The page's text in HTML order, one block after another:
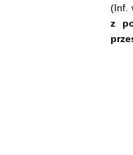
(Inf.
z